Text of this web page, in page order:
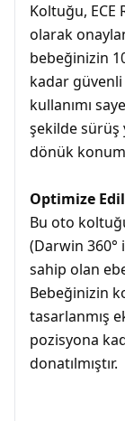
Koltuğu, ECE
olarak
bebeğinizin
kadar güvenli
kullanımı
şekilde
dönük
Optimize
Bu oto
(Darwin 360°
sahip olan
Bebeğinizin
tasarlanmış
pozisyona
donatılmıştır.